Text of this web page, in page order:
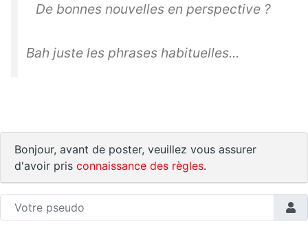
De bonnes nouvelles en perspective ?
Bah juste les phrases habituelles...
Bonjour, avant de poster, veuillez vous assurer
d'avoir pris connaissance des règles.